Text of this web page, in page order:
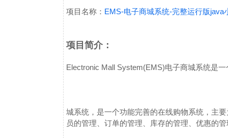
项目名称： EMS-电子商城系统-完整运行版java
项目简介：
Electronic Mall System(EMS)电子商城系统是
城系统，是一个功能完善的在线购物系统，主
员的管理、订单的管理、库存的管理、优惠的